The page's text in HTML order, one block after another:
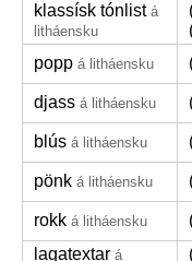
klassísk tónlist á
litháensku
popp á litháensku
djass á litháensku
blús á litháensku
pönk á litháensku
rokk á litháensku
lagatextar á